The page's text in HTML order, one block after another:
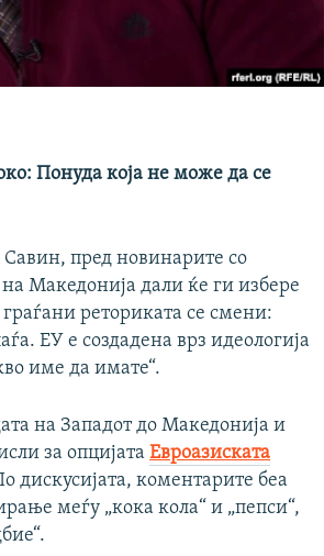
Понуда која не може да се
Савин, пред новинарите со
Македонија дали ќе ги избере
реториката се смени:
ЕУ е создадена врз идеологија
име да имате“.
на Западот до Македонија и
за опцијатаЕвроазиската
дискусијата, коментарите беа
меѓу „кока кола“ и „пепси“,